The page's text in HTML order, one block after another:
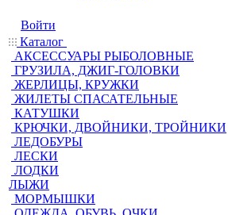
Войти
Каталог
АКСЕССУАРЫ РЫБОЛОВНЫЕ
ГРУЗИЛА, ДЖИГ-ГОЛОВКИ
ЖЕРЛИЦЫ, КРУЖКИ
ЖИЛЕТЫ СПАСАТЕЛЬНЫЕ
КАТУШКИ
КРЮЧКИ, ДВОЙНИКИ, ТРОЙНИКИ
ЛЕДОБУРЫ
ЛЕСКИ
ЛОДКИ
ЛЫЖИ
МОРМЫШКИ